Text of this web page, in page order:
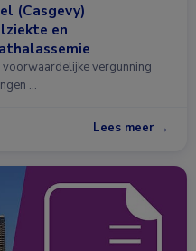
(Casgevy)
en
voorwaardelijke vergunning
…
Lees meer →